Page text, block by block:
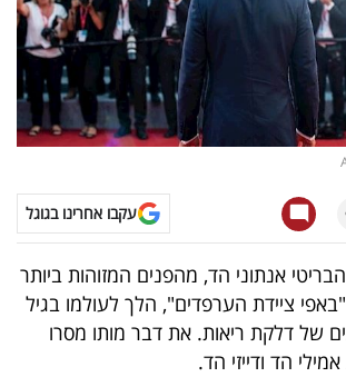
עקבו אחרינו בגוגל
אנתוני הד, מהפנים המזוהות ביותר
ציידת הערפדים", הלך לעולמו בגיל
של דלקת ריאות. את דבר מותו מסרו
הד ודייזי הד.